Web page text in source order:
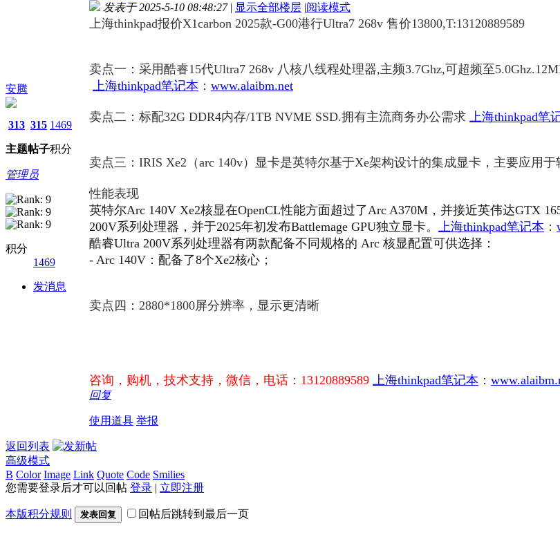
安腾
313
主题
315
帖子
1469
积分
管理员
积分
1469
发消息
发表于 2025-5-10 08:48:27 | 显示全部楼层 |阅读模式
上海thinkpad报价X1carbon 2025款-G00港行Ultra7 268v 售价13800,T:13120889589
卖点一：采用酷睿15代Ultra7 268v 八核八线程处理器,主频3.7Ghz,可超频至
上海thinkpad笔记本 ： www.alaibm.net
卖点二：标配32G DDR4内存/1TB NVME SSD.拥有主流商务办公需求 上海thinkpad笔
卖点三： IRIS Xe2（arc 140v）显卡是英特尔基于Xe架构设计的集成显卡，主要应用于
性能表现
英特尔Arc 140V Xe2核显在OpenCL性能方面超过了Arc A370M，并接近英伟达GTX
200V系列处理器，并于2025年初发布Battlemage GPU独立显卡。
上海thinkpad笔记本 ：
酷睿Ultra 200V系列处理器有两款配备不同规格的 Arc 核显配置可供选择：
- Arc 140V：配备了8个Xe2核心；
卖点四：2880*1800屏分辨率，显示更清晰
咨询，购机，技术支持，微信，电话：13120889589 上海thinkpad笔记本 ：
回复
使用道具 举报
返回列表
高级模式
B Color Image Link Quote Code Smilies
您需要登录后才可以回帖 登录 | 立即注册
本版积分规则 发表回复 回帖后跳转到最后一页